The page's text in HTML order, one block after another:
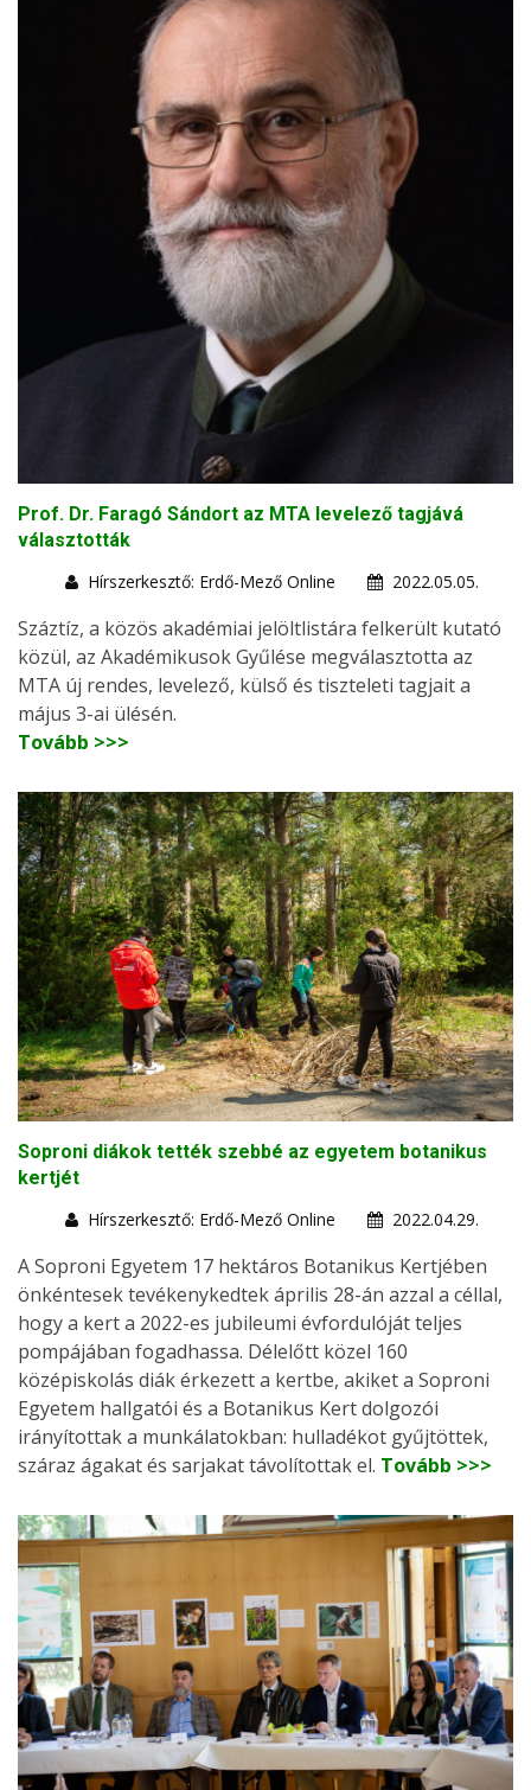
Prof. Dr. Faragó Sándort az MTA levelező tagjává
választották
Hírszerkesztő: Erdő-Mező Online
2022.05.05.
Száztíz, a közös akadémiai jelöltlistára felkerült kutató
közül, az Akadémikusok Gyűlése megválasztotta az
MTA új rendes, levelező, külső és tiszteleti tagjait a
május 3-ai ülésén.
Tovább >>>
Soproni diákok tették szebbé az egyetem botanikus
kertjét
Hírszerkesztő: Erdő-Mező Online
2022.04.29.
A Soproni Egyetem 17 hektáros Botanikus Kertjében
önkéntesek tevékenykedtek április 28-án azzal a céllal,
hogy a kert a 2022-es jubileumi évfordulóját teljes
pompájában fogadhassa. Délelőtt közel 160
középiskolás diák érkezett a kertbe, akiket a Soproni
Egyetem hallgatói és a Botanikus Kert dolgozói
irányítottak a munkálatokban: hulladékot gyűjtöttek,
száraz ágakat és sarjakat távolítottak el. Tovább >>>